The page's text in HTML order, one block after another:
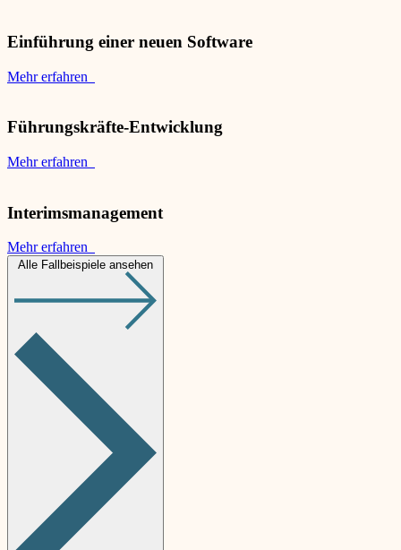
Einführung einer neuen Software
Mehr erfahren
Führungskräfte-Entwicklung
Mehr erfahren
Interimsmanagement
Mehr erfahren
Alle Fallbeispiele ansehen